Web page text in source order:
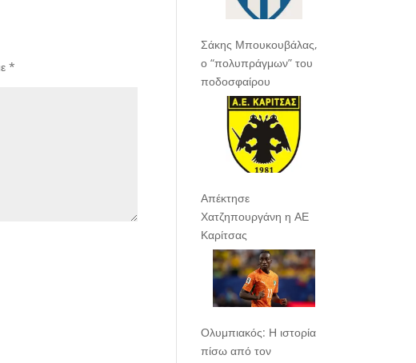
*
Σάκης Μπουκουβάλας,
ο “πολυπράγμων” του
ποδοσφαίρου
Απέκτησε
Χατζηπουργάνη η ΑΕ
Καρίτσας
Ολυμπιακός: Η ιστορία
πίσω από τον